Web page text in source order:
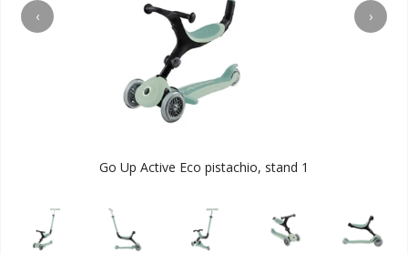
‹ ›
Go Up Active Eco pistachio, stand 1